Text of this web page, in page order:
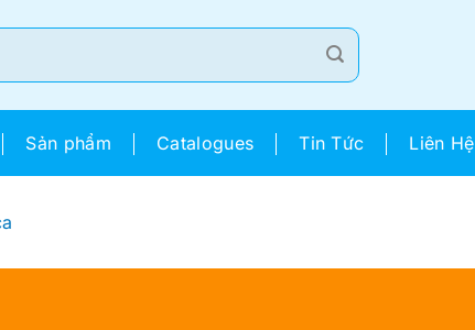
Sản phẩm Catalogues Tin Tức Liên Hệ